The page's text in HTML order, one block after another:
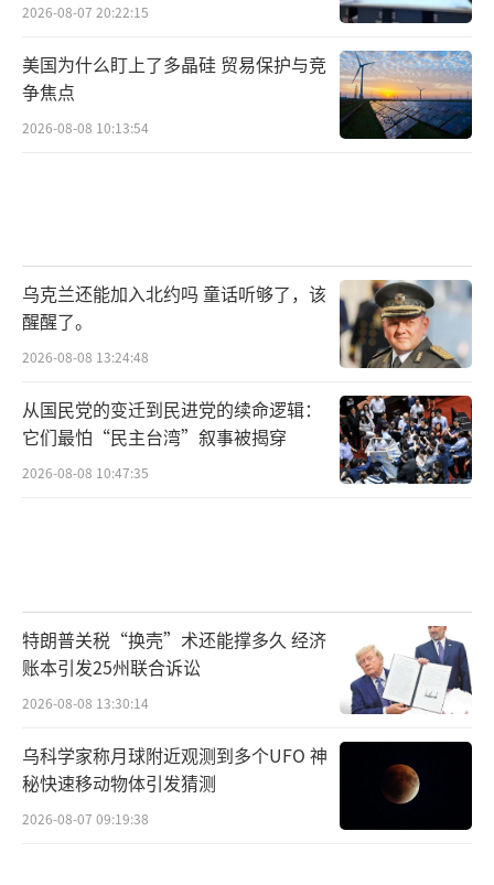
2026-08-07 20:22:15
美国为什么盯上了多晶硅 贸易保护与竞
争焦点
2026-08-08 10:13:54
乌克兰还能加入北约吗 童话听够了，该
醒醒了。
2026-08-08 13:24:48
从国民党的变迁到民进党的续命逻辑：
它们最怕“民主台湾”叙事被揭穿
2026-08-08 10:47:35
特朗普关税“换壳”术还能撑多久 经济
账本引发25州联合诉讼
2026-08-08 13:30:14
乌科学家称月球附近观测到多个UFO 神
秘快速移动物体引发猜测
2026-08-07 09:19:38